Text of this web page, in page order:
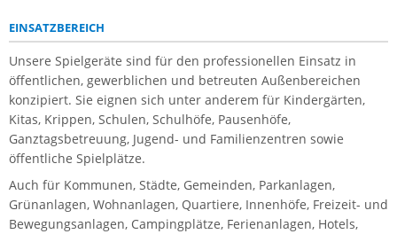
EINSATZBEREICH
Unsere Spielgeräte sind für den professionellen Einsatz in
öffentlichen, gewerblichen und betreuten Außenbereichen
konzipiert. Sie eignen sich unter anderem für Kindergärten,
Kitas, Krippen, Schulen, Schulhöfe, Pausenhöfe,
Ganztagsbetreuung, Jugend- und Familienzentren sowie
öffentliche Spielplätze.
Auch für Kommunen, Städte, Gemeinden, Parkanlagen,
Grünanlagen, Wohnanlagen, Quartiere, Innenhöfe, Freizeit- und
Bewegungsanlagen, Campingplätze, Ferienanlagen, Hotels,